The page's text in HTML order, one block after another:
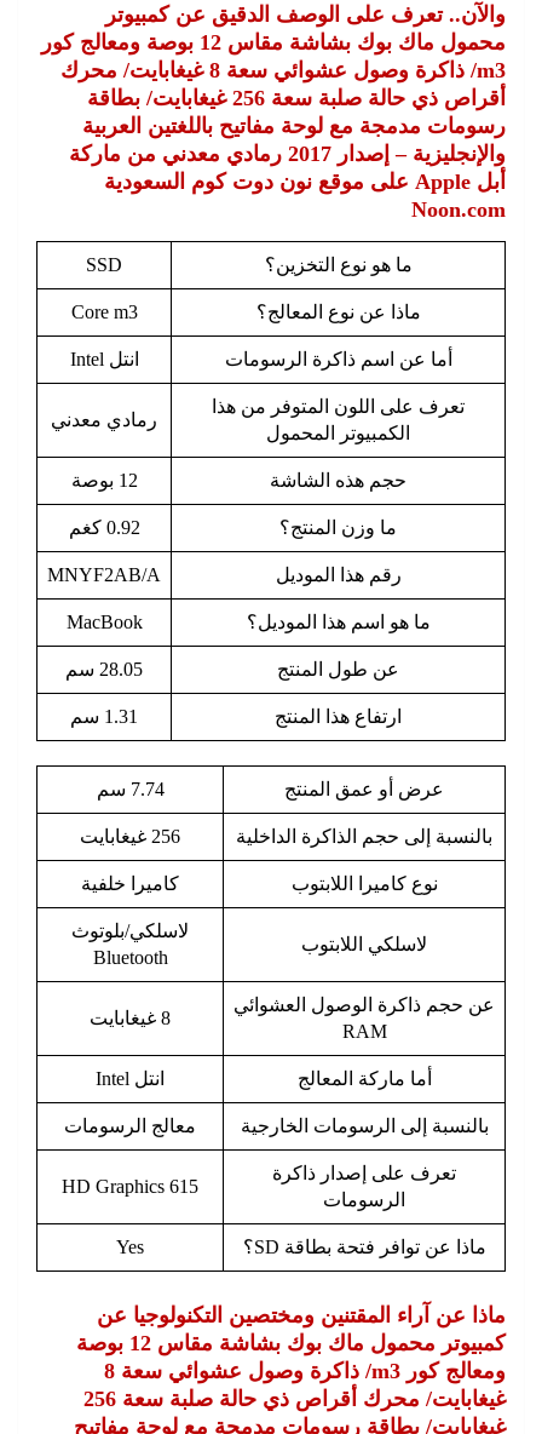
والآن.. تعرف على الوصف الدقيق عن كمبيوتر
محمول ماك بوك بشاشة مقاس 12 بوصة ومعالج كور
m3/ ذاكرة وصول عشوائي سعة 8 غيغابايت/ محرك
أقراص ذي حالة صلبة سعة 256 غيغابايت/ بطاقة
رسومات مدمجة مع لوحة مفاتيح باللغتين العربية
والإنجليزية – إصدار 2017 رمادي معدني من ماركة
أبل Apple على موقع نون دوت كوم السعودية
Noon.com
ما هو نوع التخزين؟ SSD
ماذا عن نوع المعالج؟ Core m3
أما عن اسم ذاكرة الرسومات انتل Intel
تعرف على اللون المتوفر من هذا
الكمبيوتر المحمول
رمادي معدني
حجم هذه الشاشة 12 بوصة
ما وزن المنتج؟ 0.92 كغم
رقم هذا الموديل MNYF2AB/A
ما هو اسم هذا الموديل؟ MacBook
عن طول المنتج 28.05 سم
ارتفاع هذا المنتج 1.31 سم
عرض أو عمق المنتج 7.74 سم
بالنسبة إلى حجم الذاكرة الداخلية 256 غيغابايت
نوع كاميرا اللابتوب كاميرا خلفية
لاسلكي اللابتوب
لاسلكي/بلوتوث
Bluetooth
عن حجم ذاكرة الوصول العشوائي
RAM
8 غيغابايت
أما ماركة المعالج انتل Intel
بالنسبة إلى الرسومات الخارجية معالج الرسومات
تعرف على إصدار ذاكرة
الرسومات
HD Graphics 615
ماذا عن توافر فتحة بطاقة SD؟ Yes
ماذا عن آراء المقتنين ومختصين التكنولوجيا عن
كمبيوتر محمول ماك بوك بشاشة مقاس 12 بوصة
ومعالج كور m3/ ذاكرة وصول عشوائي سعة 8
غيغابايت/ محرك أقراص ذي حالة صلبة سعة 256
غيغابايت/ بطاقة رسومات مدمجة مع لوحة مفاتيح